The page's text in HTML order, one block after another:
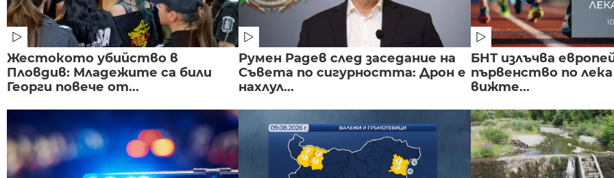
Жестокото убийство в
Пловдив: Младежите са били
Георги повече от...
Румен Радев след заседание на
Съвета по сигурността: Дрон е
нахлул...
БНТ излъчва
първенство по
вижте...